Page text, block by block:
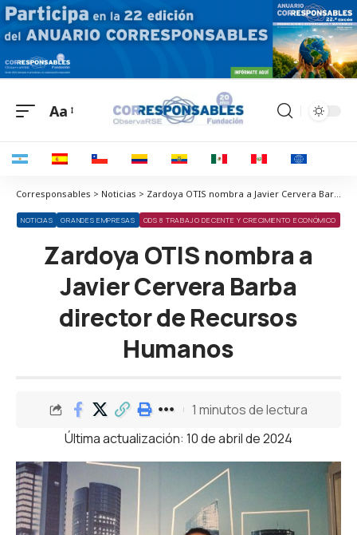
Aa
Corresponsables > Noticias > Zardoya OTIS nombra a Javier Cervera Barba director de Recursos Humanos
NOTICIAS GRANDES EMPRESAS ODS 8 TRABAJO DECENTE Y CRECIMIENTO ECONÓMICO
Zardoya OTIS nombra a
Javier Cervera Barba
director de Recursos
Humanos
Última actualización: 10 de abril de 2024
1 minutos de lectura